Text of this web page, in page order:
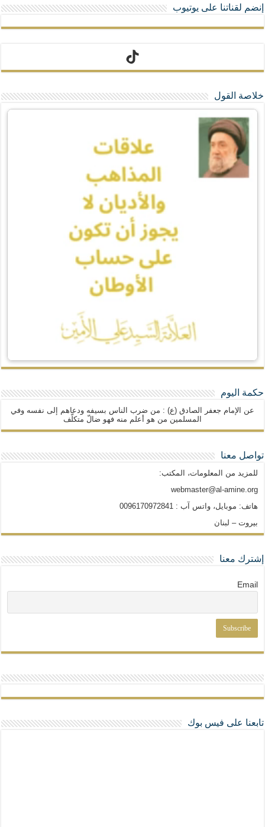
إنضم لقناتنا على يوتيوب
تيك توك
خلاصة القول
حكمة اليوم
عن الإمام جعفر الصادق (ع) : من ضرب الناس بسيفه ودعاهم إلى نفسه وفي
المسلمين من هو أعلم منه فهو ضالّ متكلّف
تواصل معنا
للمزيد من المعلومات، المكتب:
webmaster@al-amine.org
هاتف: موبايل، واتس آب : 0096170972841
بيروت – لبنان
إشترك معنا
Email
تابعنا على فيس بوك